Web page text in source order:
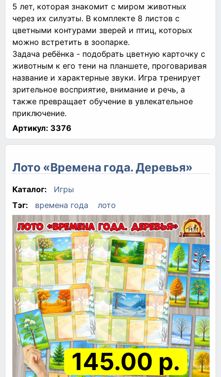
5 лет, которая знакомит с миром животных
через их силуэты. В комплекте 8 листов с
цветными контурами зверей и птиц, которых
можно встретить в зоопарке.
Задача ребёнка - подобрать цветную карточку с
животным к его тени на планшете, проговаривая
название и характерные звуки. Игра тренирует
зрительное восприятие, внимание и речь, а
также превращает обучение в увлекательное
приключение.
Артикул: 3376
Лото «Времена года. Деревья»
Каталог:
Игры
Тэг:
времена года лото
145.00 р.